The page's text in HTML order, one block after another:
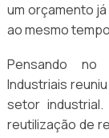
um orçamento
ao mesmo
Pensando no
Industriais
setor
reutilização de